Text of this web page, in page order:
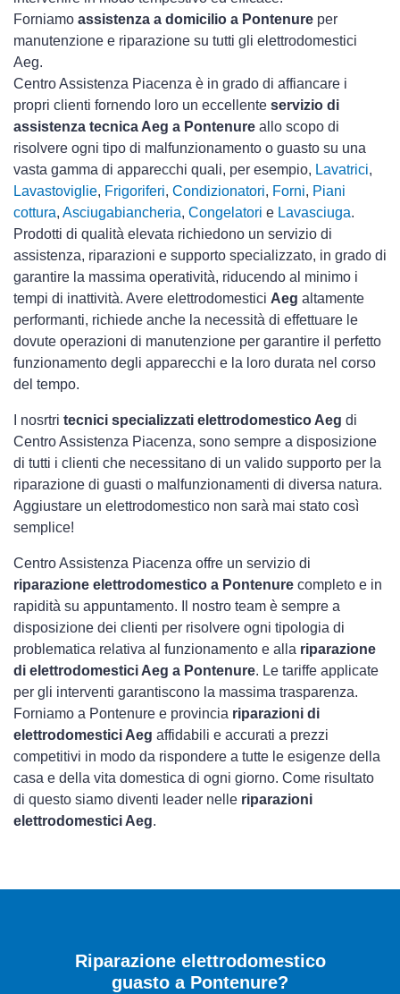
Forniamo assistenza a domicilio a Pontenure per
manutenzione e riparazione su tutti gli elettrodomestici
Aeg.
Centro Assistenza Piacenza è in grado di affiancare i
propri clienti fornendo loro un eccellente servizio di
assistenza tecnica Aeg a Pontenure allo scopo di
risolvere ogni tipo di malfunzionamento o guasto su una
vasta gamma di apparecchi quali, per esempio, Lavatrici,
Lavastoviglie, Frigoriferi, Condizionatori, Forni, Piani
cottura, Asciugabiancheria, Congelatori e Lavasciuga.
Prodotti di qualità elevata richiedono un servizio di
assistenza, riparazioni e supporto specializzato, in grado di
garantire la massima operatività, riducendo al minimo i
tempi di inattività. Avere elettrodomestici Aeg altamente
performanti, richiede anche la necessità di effettuare le
dovute operazioni di manutenzione per garantire il perfetto
funzionamento degli apparecchi e la loro durata nel corso
del tempo.
I nosrtri tecnici specializzati elettrodomestico Aeg di
Centro Assistenza Piacenza, sono sempre a disposizione
di tutti i clienti che necessitano di un valido supporto per la
riparazione di guasti o malfunzionamenti di diversa natura.
Aggiustare un elettrodomestico non sarà mai stato così
semplice!
Centro Assistenza Piacenza offre un servizio di
riparazione elettrodomestico a Pontenure completo e in
rapidità su appuntamento. Il nostro team è sempre a
disposizione dei clienti per risolvere ogni tipologia di
problematica relativa al funzionamento e alla riparazione
di elettrodomestici Aeg a Pontenure. Le tariffe applicate
per gli interventi garantiscono la massima trasparenza.
Forniamo a Pontenure e provincia riparazioni di
elettrodomestici Aeg affidabili e accurati a prezzi
competitivi in modo da rispondere a tutte le esigenze della
casa e della vita domestica di ogni giorno. Come risultato
di questo siamo diventi leader nelle riparazioni
elettrodomestici Aeg.
Riparazione elettrodomestico
guasto a Pontenure?